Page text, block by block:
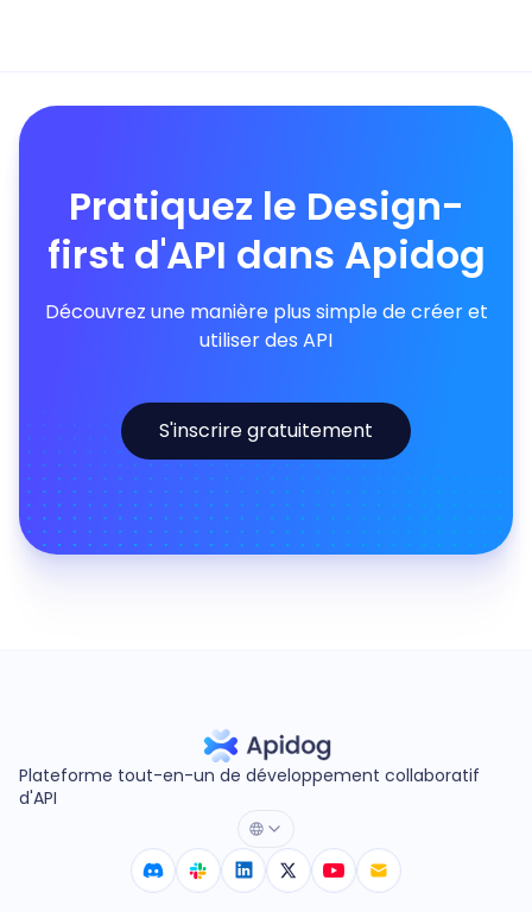
Pratiquez le Design-
first d'API dans Apidog
Découvrez une manière plus simple de créer et
utiliser des API
S'inscrire gratuitement
Plateforme tout-en-un de développement collaboratif
d'API